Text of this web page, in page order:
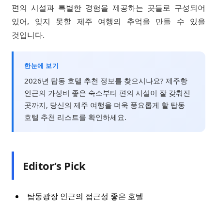
편의 시설과 특별한 경험을 제공하는 곳들로 구성되어
있어, 잊지 못할 제주 여행의 추억을 만들 수 있을
것입니다.
한눈에 보기
2026년 탑동 호텔 추천 정보를 찾으시나요? 제주항
인근의 가성비 좋은 숙소부터 편의 시설이 잘 갖춰진
곳까지, 당신의 제주 여행을 더욱 풍요롭게 할 탑동
호텔 추천 리스트를 확인하세요.
Editor’s Pick
탑동광장 인근의 접근성 좋은 호텔